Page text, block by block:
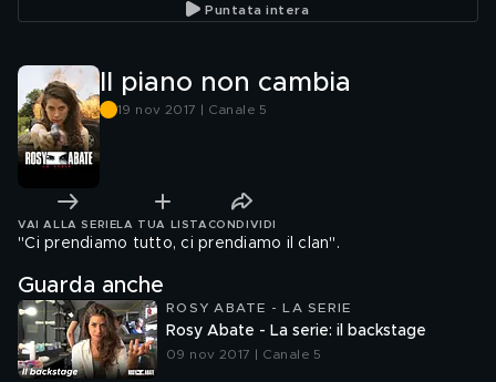
Puntata intera
Il piano non cambia
19 nov 2017 | Canale 5
VAI ALLA SERIE LA TUA LISTA CONDIVIDI
"Ci prendiamo tutto, ci prendiamo il clan".
Guarda anche
ROSY ABATE - LA SERIE
Rosy Abate - La serie: il backstage
09 nov 2017 | Canale 5